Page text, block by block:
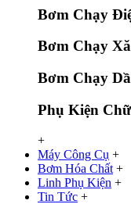
Bơm Chạy
Bơm Chạy
Bơm Chạy
Phụ Kiện
+
Máy Công Cụ +
Bơm Hóa Chất +
Linh Phụ Kiện +
Tin Tức +